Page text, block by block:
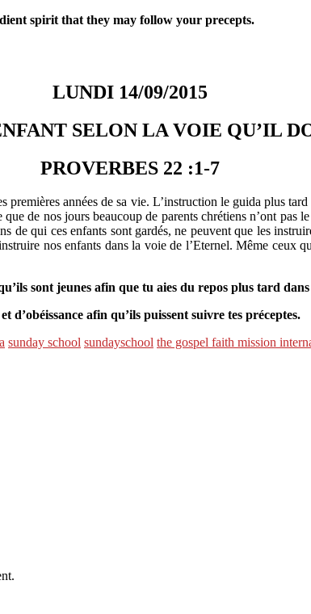
spirit that they may follow your precepts.
LUNDI 14/09/2015
SELON LA VOIE QU’IL
PROVERBES 22 :1-7
années de sa vie. L’instruction le guida plus
de nos jours beaucoup de parents chrétiens n’ont pas
de qui ces enfants sont gardés, ne peuvent que les
nos enfants dans la voie de l’Eternel. Même ceux
sont jeunes afin que tu aies du repos plus tard
afin qu’ils puissent suivre tes préceptes.
sunday school sundayschool the gospel faith mission